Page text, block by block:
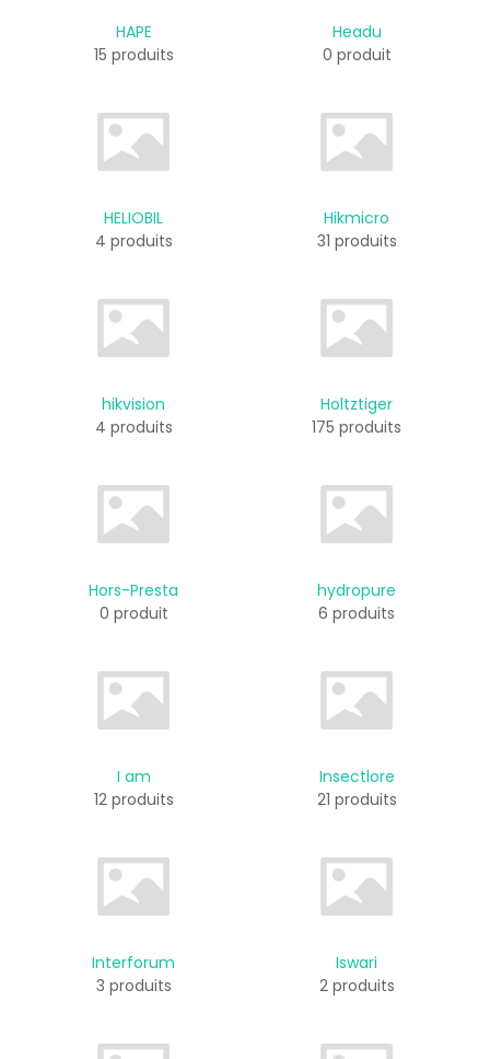
HAPE
15 produits
Headu
0 produit
HELIOBIL
4 produits
Hikmicro
31 produits
hikvision
4 produits
Holtztiger
175 produits
Hors-Presta
0 produit
hydropure
6 produits
I am
12 produits
Insectlore
21 produits
Interforum
3 produits
Iswari
2 produits